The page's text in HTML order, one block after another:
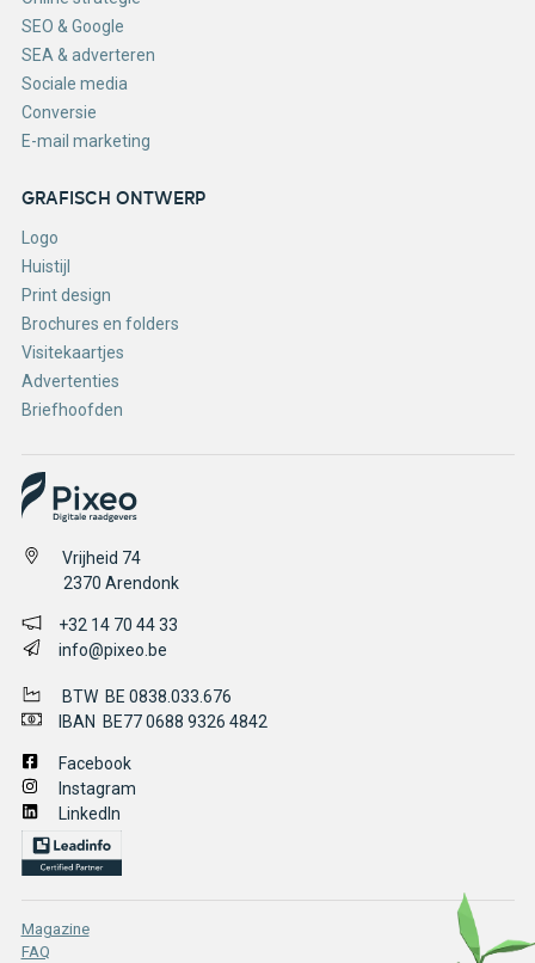
SEO & Google
SEA & adverteren
Sociale media
Conversie
E-mail marketing
GRAFISCH ONTWERP
Logo
Huistijl
Print design
Brochures en folders
Visitekaartjes
Advertenties
Briefhoofden
Vrijheid 74
2370 Arendonk
+32 14 70 44 33
info@pixeo.be
BTW BE 0838.033.676
IBAN BE77 0688 9326 4842
Facebook
Instagram
LinkedIn
Magazine
FAQ